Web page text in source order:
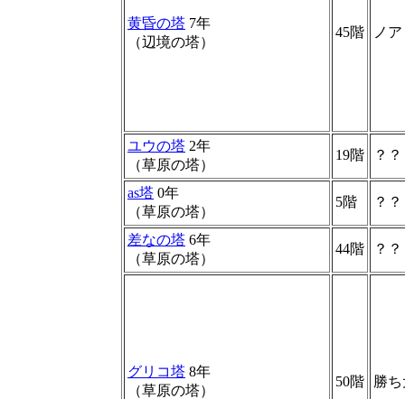
黄昏の塔 7年
（辺境の塔）
45階 ノア
ユウの塔 2年
（草原の塔）
19階 ？
as塔 0年
（草原の塔）
5階 ？
差なの塔 6年
（草原の塔）
44階 ？
グリコ塔 8年
（草原の塔）
50階 勝